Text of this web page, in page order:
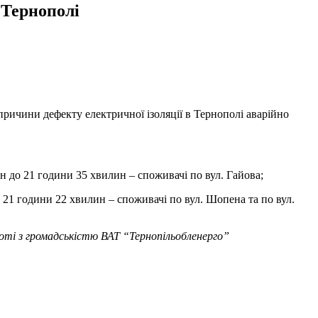
дефекту електричної ізоляції в Тернополі аварійно
до 21 години 35 хвилин – споживачі по вул. Гайова;
години 22 хвилин – споживачі по вул. Шопена та по вул.
з громадськістю ВАТ “Тернопільобленерго”